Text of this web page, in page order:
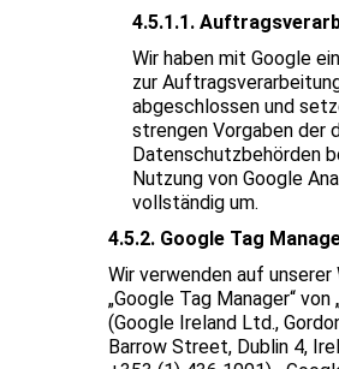
4.5.1.1.
Wir haben mit Google
zur
abgeschlossen und
strengen Vorgaben der
Datenschutzbehörden
Nutzung von Google
vollständig um.
4.5.2. Google Tag
Wir verwenden auf
„Google Tag Manager“ von
(Google Ireland Ltd.,
Barrow Street, Dublin 4,